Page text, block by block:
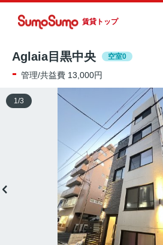
賃貸トップ
Aglaia目黒中央 空室0
- 管理/共益費 13,000円
1 /3